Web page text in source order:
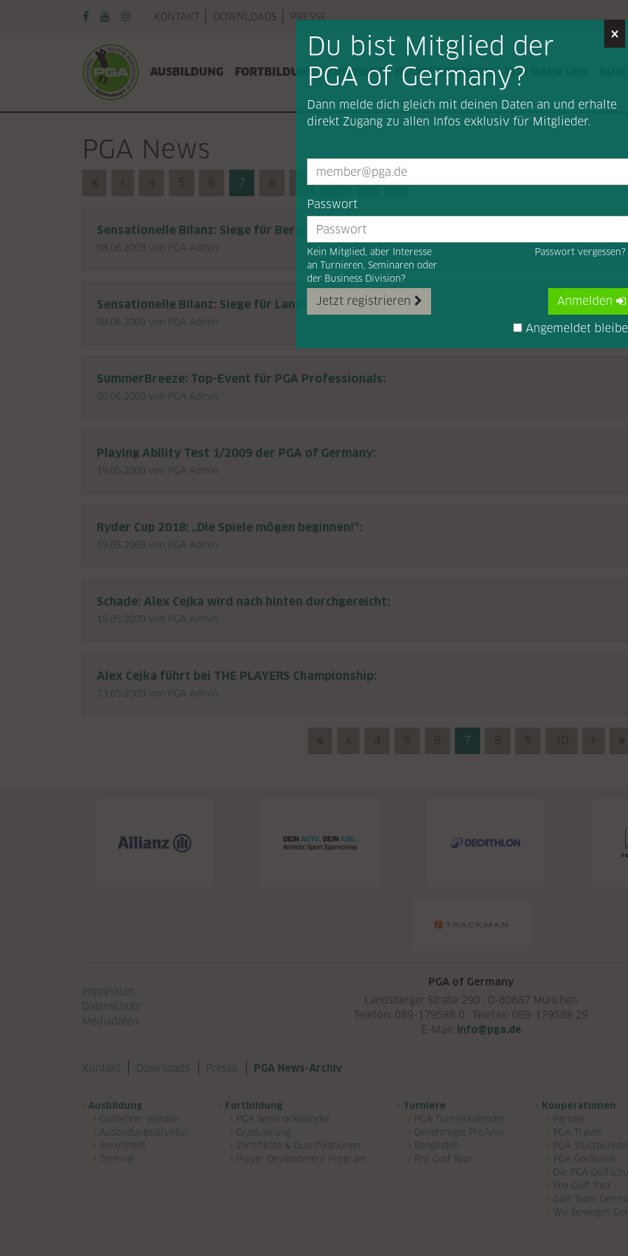
Navigation überspringen
KONTAKT DOWNLOADS PRESSE
Navigation überspringen
AUSBILDUNG FORTBILDUNG TURNIERE KOOPERATIONEN WIR ÜBER UNS
PGA News
First (Anfang)
Previous (Zurück)
4 5 6 7 8 10 Next (Vorwärts)
Last (Ende)
Sensationelle Bilanz: Siege für Bernhard Langer und Christoph Günther:
08.06.2009 von PGA Admin
Sensationelle Bilanz: Siege für Langer und Günther:
08.06.2009 von PGA Admin
SummerBreeze: Top-Event für PGA Professionals:
05.06.2009 von PGA Admin
Playing Ability Test 1/2009 der PGA of Germany:
19.05.2009 von PGA Admin
Ryder Cup 2018: „Die Spiele mögen beginnen!“:
19.05.2009 von PGA Admin
Schade: Alex Cejka wird nach hinten durchgereicht:
15.05.2009 von PGA Admin
Alex Cejka führt bei THE PLAYERS Championship:
13.05.2009 von PGA Admin
First (Anfang)
Previous (Zurück)
4 5 6 7 8 9 10
×
Du bist Mitglied der
PGA of Germany?
Dann melde dich gleich mit deinen Daten an und erhalte
direkt Zugang zu allen Infos exklusiv für Mitglieder.
Passwort
Kein Mitglied, aber Interesse
an Turnieren, Seminaren oder
der Business Division?
Passwort vergessen?
Jetzt registrieren Anmelden
Angemeldet
Navigation überspringen
Impressum
Datenschutz
Mediadaten
PGA of Germany
Landsberger Straße 290 . D-80687 München
Telefon: 089-179588 0 . Telefax: 089-179588 29
E-Mail: info@pga.de
Navigation überspringen
Kontakt Downloads Presse PGA News-Archiv
Navigation überspringen
Ausbildung
Golflehrer werden
Ausbildungsstruktur
Berufsfeld
Termine
Fortbildung
PGA Seminarkalender
Graduierung
Zertifikate & Qualifikationen
Player Development Program
Turniere
PGA Turnierkalender
Genehmigte ProAms
Ranglisten
Pro Golf Tour
Kooperationen
Partner
PGA Travel
PGA Stützpunkte
PGA Golfklinik
Die PGA
Pro Golf Tour
Golf Team
Wir bewegen